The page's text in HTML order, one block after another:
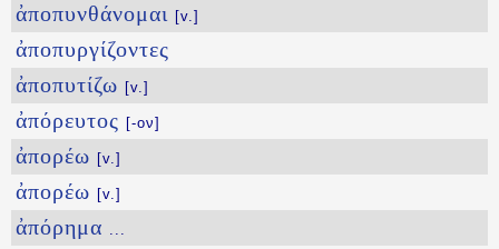
ἀποπυνθάνομαι [v.]
ἀποπυργίζοντες
ἀποπυτίζω [v.]
ἀπόρευτος [-ον]
ἀπορέω [v.]
ἀπορέω [v.]
ἀπόρημα ...